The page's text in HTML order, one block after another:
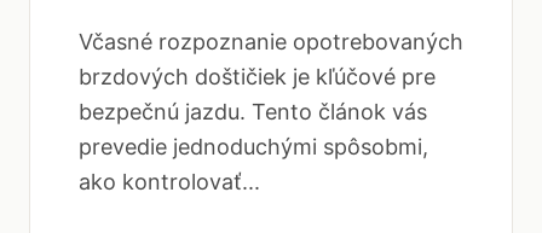
Včasné rozpoznanie opotrebovaných
brzdových doštičiek je kľúčové pre
bezpečnú jazdu. Tento článok vás
prevedie jednoduchými spôsobmi,
ako kontrolovať...